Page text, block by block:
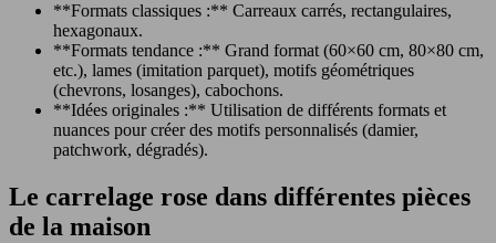
**Formats classiques :** Carreaux carrés, rectangulaires,
hexagonaux.
**Formats tendance :** Grand format (60×60 cm, 80×80 cm,
etc.), lames (imitation parquet), motifs géométriques
(chevrons, losanges), cabochons.
**Idées originales :** Utilisation de différents formats et
nuances pour créer des motifs personnalisés (damier,
patchwork, dégradés).
Le carrelage rose dans différentes pièces
de la maison